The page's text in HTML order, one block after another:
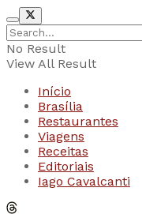
No Result
View All Result
Início
Brasília
Restaurantes
Viagens
Receitas
Editoriais
Iago Cavalcanti